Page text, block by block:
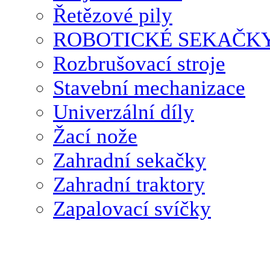
Řetězové pily
ROBOTICKÉ
Rozbrušovací stroje
Stavební mechanizace
Univerzální díly
Žací nože
Zahradní sekačky
Zahradní traktory
Zapalovací svíčky